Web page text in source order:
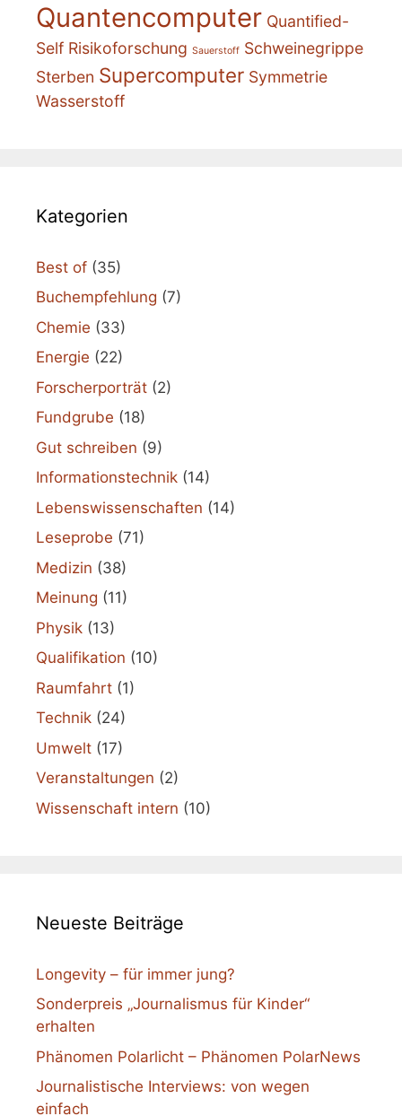
Quantencomputer Quantified-
Self Risikoforschung Sauerstoff Schweinegrippe
Sterben Supercomputer Symmetrie
Wasserstoff
Kategorien
Best of (35)
Buchempfehlung (7)
Chemie (33)
Energie (22)
Forscherporträt (2)
Fundgrube (18)
Gut schreiben (9)
Informationstechnik (14)
Lebenswissenschaften (14)
Leseprobe (71)
Medizin (38)
Meinung (11)
Physik (13)
Qualifikation (10)
Raumfahrt (1)
Technik (24)
Umwelt (17)
Veranstaltungen (2)
Wissenschaft intern (10)
Neueste Beiträge
Longevity – für immer jung?
Sonderpreis „Journalismus für Kinder“
erhalten
Phänomen Polarlicht – Phänomen PolarNews
Journalistische Interviews: von wegen
einfach